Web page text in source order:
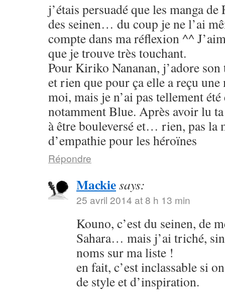
j’étais persuadé que les manga
des seinen… du coup je ne l’ai
compte dans ma réflexion ^^
que je trouve très touchant.
Pour Kiriko Nananan, j’adore
et rien que pour ça elle a reçu
moi, mais je n’ai pas tellement
notamment Blue. Après avoir lu
à être bouleversé et… rien, pas la
d’empathie pour les héroïnes
Répondre
Mackiesays:
25 avril 2014 at 8 h 13 min
Kouno, c’est du seinen, de
Sahara… mais j’ai triché,
noms sur ma liste !
en fait, c’est inclassable si
de style et d’inspiration.